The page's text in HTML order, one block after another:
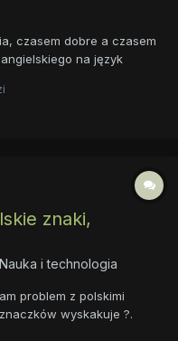
czasem dobre a czasem
na język
części (Córka
opowiadania,...
znaki,
Nauka i technologia
problem z polskimi
wyskakuje ?.